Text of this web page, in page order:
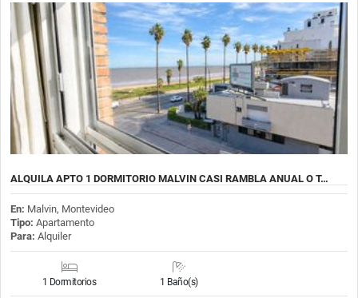
ALQUILA APTO 1 DORMITORIO MALVIN CASI RAMBLA ANUAL O T…
En: Malvin, Montevideo
Tipo: Apartamento
Para: Alquiler
1 Dormitorios 1 Baño(s)